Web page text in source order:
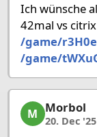
Ich wünsche
42mal vs citrix
/game/
/game/
Morbol, 27/
M Morbol
20. Dec '25